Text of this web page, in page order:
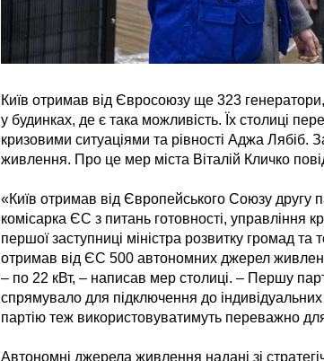
Київ отримав від Євросоюзу ще 323
у будинках, де є така можливість. Їх столиці
кризовими ситуаціями та рівності Аджа
живлення. Про це мер міста Віталій Кличко
«Київ отримав від Європейського Союзу другу
комісарка ЄС з питань готовності, управління
першої заступниці міністра розвитку громад
отримав від ЄС 500 автономних джерел
– по 22 кВт, – написав мер столиці. – Першу
спрямувало для підключення до
партію теж використовуватимуть переважно
Автономні джерела живлення надані зі